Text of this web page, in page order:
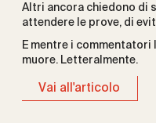
Altri ancora chiedono di
attendere le prove, di
E mentre i
muore. Letteralmente.
Vai all'articolo